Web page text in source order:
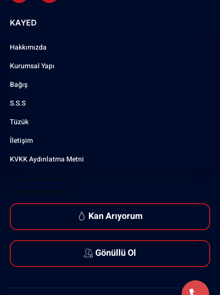
KAYED
Hakkımızda
Kurumsal Yapı
Bağış
S.S.S
Tüzük
İletişim
KVKK Aydınlatma Metni
Kan Arıyorum
Gönüllü Ol